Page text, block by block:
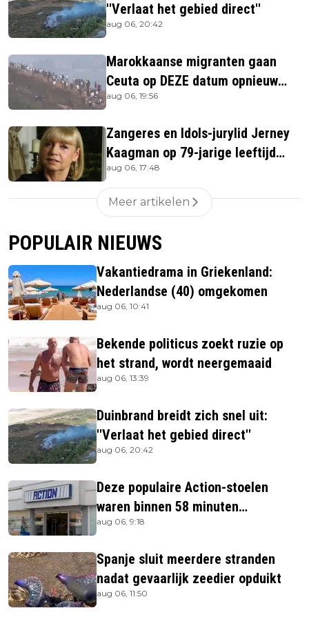
''Verlaat het gebied direct''
aug 06, 20:42
Marokkaanse migranten gaan
Ceuta op DEZE datum opnieuw
bestormen
aug 06, 19:56
Zangeres en Idols-jurylid Jerney
Kaagman op 79-jarige leeftijd
overleden
aug 06, 17:48
Meer artikelen
POPULAIR NIEUWS
Vakantiedrama in Griekenland:
Nederlandse (40) omgekomen
aug 06, 10:41
Bekende politicus zoekt ruzie op
het strand, wordt neergemaaid
aug 06, 13:39
Duinbrand breidt zich snel uit:
''Verlaat het gebied direct''
aug 06, 20:42
Deze populaire Action-stoelen
waren binnen 58 minuten
uitverkocht zijn vandaag weer te
aug 06, 9:18
Spanje sluit meerdere stranden
nadat gevaarlijk zeedier opduikt
aug 06, 11:50